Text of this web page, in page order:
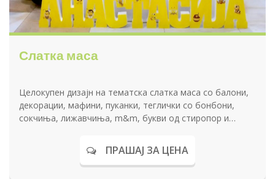
Слатка маса
Целокупен дизајн на тематска слатка маса со балони,
декорации, мафини, пуканки, теглички со бонбони,
сокчиња, лижавчиња, m&m, букви од стиропор и
ПРАШАЈ ЗА ЦЕНА